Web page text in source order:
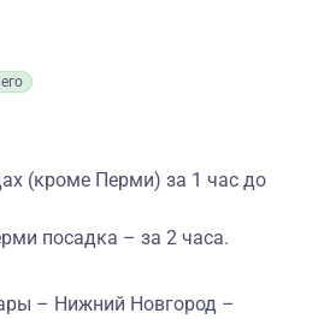
(кроме Перми) за 1 час до
посадка – за 2 часа.
– Нижний Новгород –